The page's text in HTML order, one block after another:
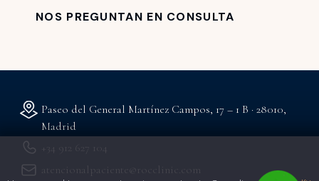
NOS PREGUNTAN EN CONSULTA
Paseo del General Martínez Campos, 17 – 1 B · 28010,
Madrid
+34 912 627 104
atencionalpaciente@rocclinic.com